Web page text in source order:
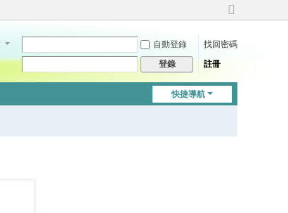
切
到
自動登錄
找回密碼
登錄 註冊
快捷導航